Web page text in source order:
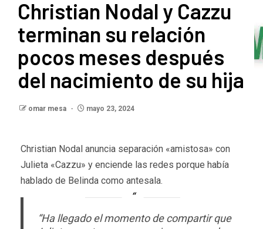
Christian Nodal y Cazzu
terminan su relación
pocos meses después
del nacimiento de su hija
omar mesa mayo 23, 2024
Christian Nodal anuncia separación «amistosa» con
Julieta «Cazzu» y enciende las redes porque había
hablado de Belinda como antesala.
“Ha llegado el momento de compartir que